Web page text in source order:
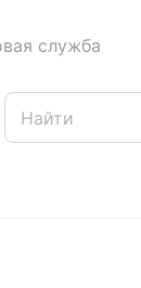
служба